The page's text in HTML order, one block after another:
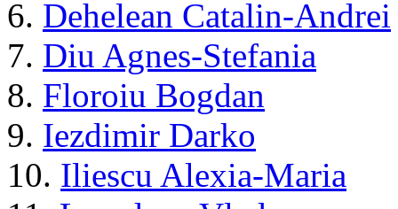
6. Dehelean Catalin-Andrei
7. Diu Agnes-Stefania
8. Floroiu Bogdan
9. Iezdimir Darko
10. Iliescu Alexia-Maria